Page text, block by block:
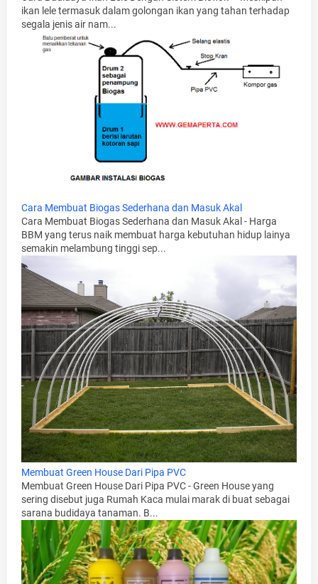
ikan lele termasuk dalam golongan ikan yang tahan terhadap
segala jenis air nam...
Cara Membuat Biogas Sederhana dan Masuk Akal
Cara Membuat Biogas Sederhana dan Masuk Akal - Harga
BBM yang terus naik membuat harga kebutuhan hidup lainya
semakin melambung tinggi sep...
Membuat Green House Dari Pipa PVC
Membuat Green House Dari Pipa PVC - Green House yang
sering disebut juga Rumah Kaca mulai marak di buat sebagai
sarana budidaya tanaman. B...